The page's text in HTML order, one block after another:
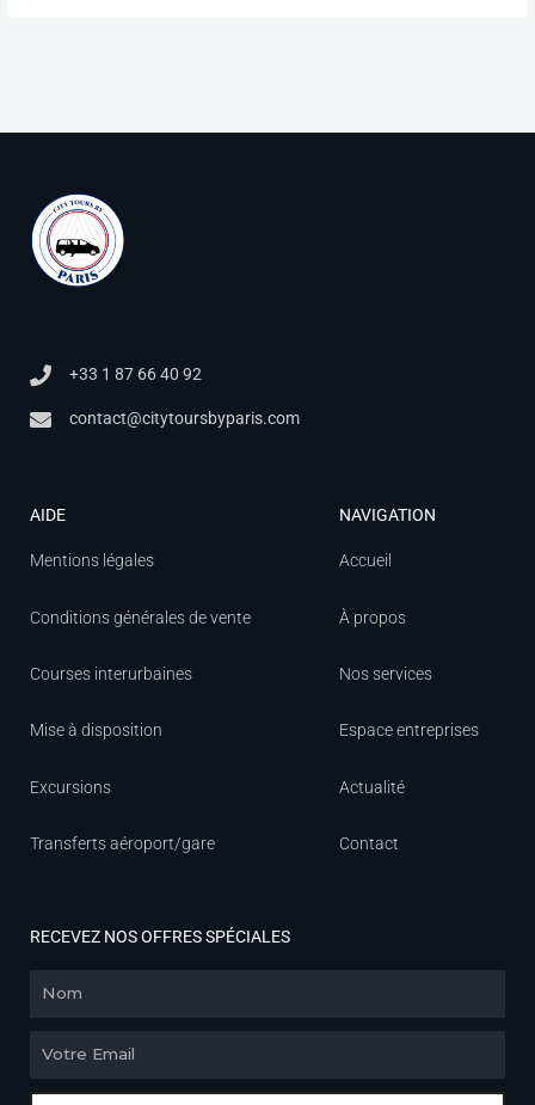
+33 1 87 66 40 92
contact@citytoursbyparis.com
AIDE
Mentions légales
Conditions générales de vente
Courses interurbaines
Mise à disposition
Excursions
Transferts aéroport/gare
NAVIGATION
Accueil
À propos
Nos services
Espace entreprises
Actualité
Contact
RECEVEZ NOS OFFRES SPÉCIALES